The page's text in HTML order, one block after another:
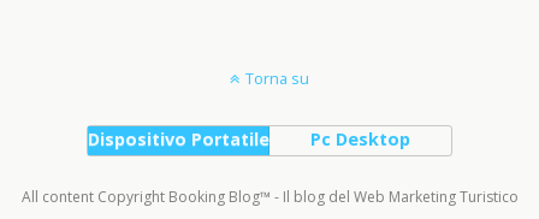
Torna su
Dispositivo Portatile Pc Desktop
All content Copyright Booking Blog™ - Il blog del Web Marketing Turistico